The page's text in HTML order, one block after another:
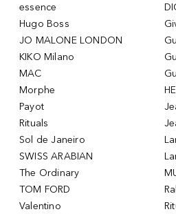
essence
Hugo Boss
JO MALONE LONDON
KIKO Milano
MAC
Morphe
Payot
Rituals
Sol de Janeiro
SWISS ARABIAN
The Ordinary
TOM FORD
Valentino